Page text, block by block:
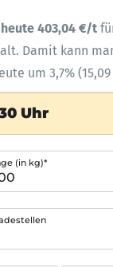
heute 403,04 €/t
Damit kann
um 3,7%
Uhr
(in kg)*